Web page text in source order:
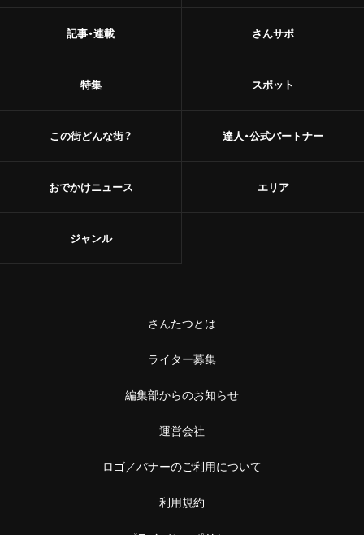
記事・連載
特集
この街どんな街？
おでかけニュース
さんサポ
スポット
達人・公式パートナー
エリア
ジャンル
さんたつとは
ライター募集
編集部からのお知らせ
運営会社
ロゴ／バナーのご利用について
利用規約